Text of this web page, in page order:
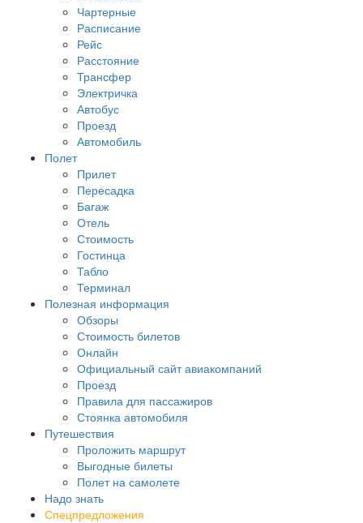
Чартерные
Расписание
Рейс
Расстояние
Трансфер
Электричка
Автобус
Проезд
Автомобиль
Полет
Прилет
Пересадка
Багаж
Отель
Стоимость
Гостинца
Табло
Терминал
Полезная информация
Обзоры
Стоимость билетов
Онлайн
Официальный сайт авиакомпаний
Проезд
Правила для пассажиров
Стоянка автомобиля
Путешествия
Проложить маршрут
Выгодные билеты
Полет на самолете
Надо знать
Спецпредложения